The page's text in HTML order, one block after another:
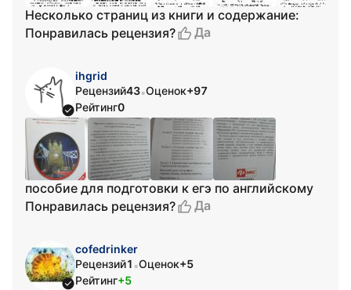
Несколько страниц из книги и содержание:
Понравилась рецензия?
Да
ihgrid
Рецензий43•Оценок+97
Рейтинг0
пособие для подготовки к егэ по английскому
Понравилась рецензия?
Да
cofedrinker
Рецензий1 •Оценок+5
Рейтинг+5